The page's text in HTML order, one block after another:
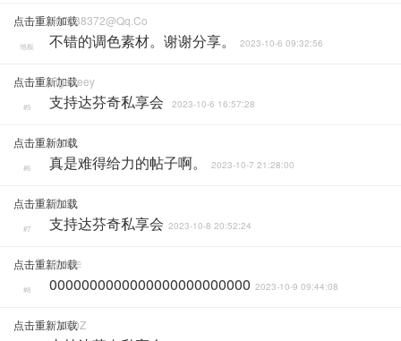
点击重新加载287238372@qq.co
地板 不错的调色素材。谢谢分享。 2023-10-6 09:32:56
点击重新加载
Tigerleey
#5 支持达芬奇私享会 2023-10-6 16:57:28
点击重新加载
Fed
#6 真是难得给力的帖子啊。 2023-10-7 21:28:00
点击重新加载
难尘
#7 支持达芬奇私享会 2023-10-8 20:52:24
点击重新加载
叔本华
#8 0000000000000000000000000 2023-10-9 09:44:08
点击重新加载
PYDDZ